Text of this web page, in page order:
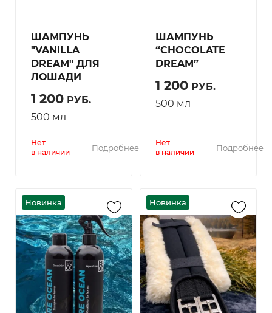
ШАМПУНЬ
"VANILLA
DREAM" ДЛЯ
ЛОШАДИ
1 200 РУБ.
500 мл
Нет
в наличии
Подробнее
ШАМПУНЬ
“CHOCOLATE
DREAM”
1 200РУБ.
500 мл
Нет
в наличии
Подробнее